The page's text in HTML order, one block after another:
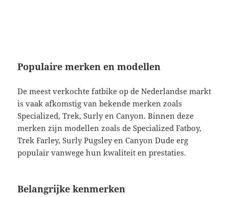
Populaire merken en modellen
De meest verkochte fatbike op de Nederlandse markt
is vaak afkomstig van bekende merken zoals
Specialized, Trek, Surly en Canyon. Binnen deze
merken zijn modellen zoals de Specialized Fatboy,
Trek Farley, Surly Pugsley en Canyon Dude erg
populair vanwege hun kwaliteit en prestaties.
Belangrijke kenmerken